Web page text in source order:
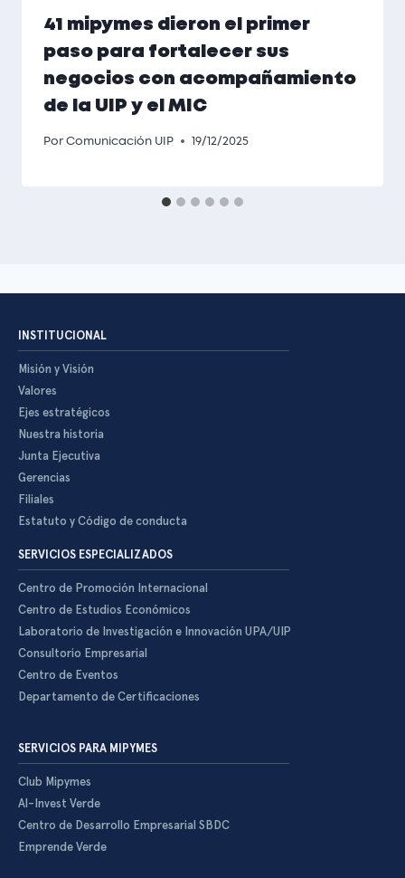
41 mipymes dieron el primer
paso para fortalecer sus
negocios con acompañamiento
de la UIP y el MIC
PorComunicación UIP 19/12/2025
INSTITUCIONAL
Misión y Visión
Valores
Ejes estratégicos
Nuestra historia
Junta Ejecutiva
Gerencias
Filiales
Estatuto y Código de conducta
SERVICIOS ESPECIALIZADOS
Centro de Promoción Internacional
Centro de Estudios Económicos
Laboratorio de Investigación e Innovación UPA/UIP
Consultorio Empresarial
Centro de Eventos
Departamento de Certificaciones
SERVICIOS PARA MIPYMES
Club Mipymes
Al-Invest Verde
Centro de Desarrollo Empresarial SBDC
Emprende Verde